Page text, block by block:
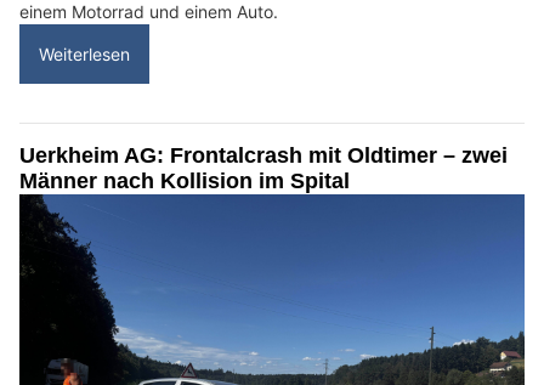
einem Motorrad und einem Auto.
Weiterlesen
Uerkheim AG: Frontalcrash mit Oldtimer – zwei
Männer nach Kollision im Spital